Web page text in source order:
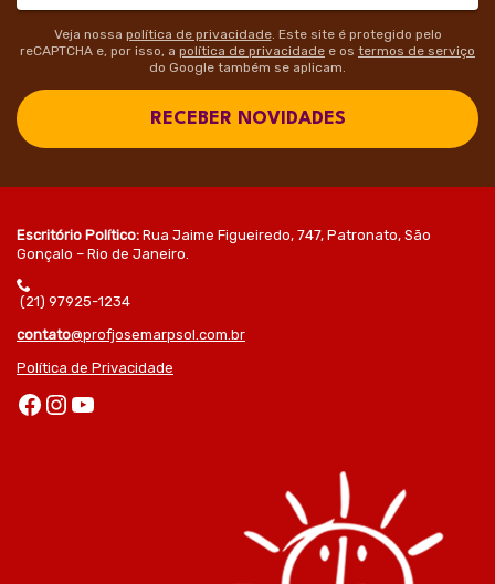
Veja nossa política de privacidade. Este site é protegido pelo
reCAPTCHA e, por isso, a política de privacidade e os termos de serviço
do Google também se aplicam.
RECEBER NOVIDADES
Escritório Político: Rua Jaime Figueiredo, 747, Patronato, São
Gonçalo – Rio de Janeiro.
(21) 97925-1234
contato@profjosemarpsol.com.br
Política de Privacidade
Facebook Instagram Youtube